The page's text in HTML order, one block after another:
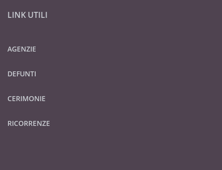
LINK UTILI
AGENZIE
DEFUNTI
CERIMONIE
RICORRENZE